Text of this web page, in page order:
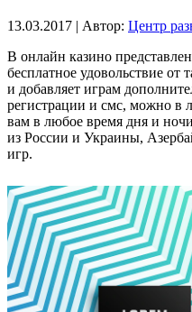
13.03.2017 | Автор: Центр
В онлайн казино
бесплатное удовольствие
и добавляет играм
регистрации и смс, можно в
вам в любое время дня и
из России и Украины,
игр.